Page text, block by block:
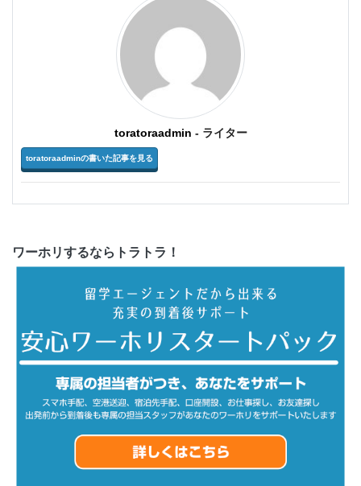
toratoraadmin - ライター
toratoraadminの書いた記事を見る
ワーホリするならトラトラ！